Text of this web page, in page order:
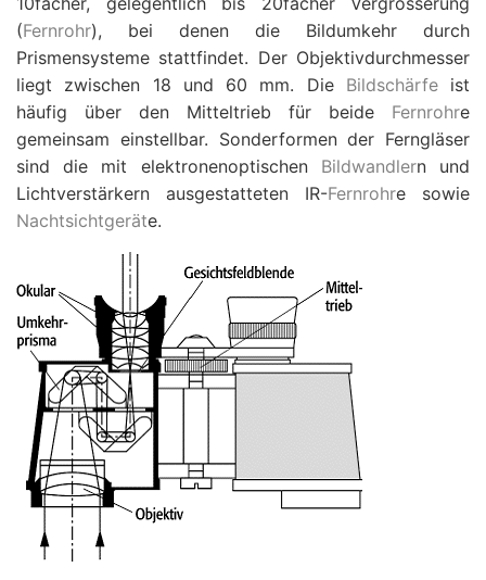
(Fernrohr), bei denen die Bildumkehr durch
Prismensysteme stattfindet. Der Objektivdurchmesser
liegt zwischen 18 und 60 mm. Die Bildschärfeist
häufig über den Mitteltrieb für beide Fernrohre
gemeinsam einstellbar. Sonderformen der Ferngläser
sind die mit elektronenoptischen Bildwandlern und
Lichtverstärkern ausgestatteten IR-Fernrohre sowie
Nachtsichtgeräte.